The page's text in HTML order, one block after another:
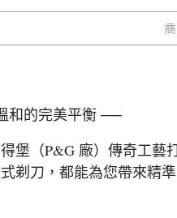
和的完美平衡 ──
堡（P&G 廠）傳奇工藝
剃刀，都能為您帶來精